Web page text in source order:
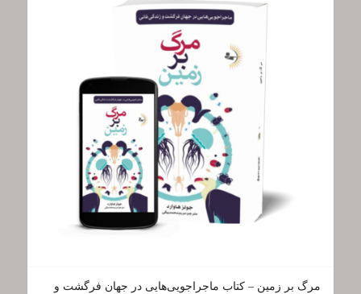
مرگ بر زمین – کتاب ماجراجویی‌هایی در جهان فرگشت و